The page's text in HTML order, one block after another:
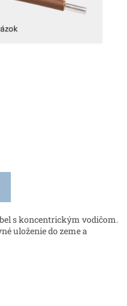
s koncentrickým vodičom.
uloženie do zeme a